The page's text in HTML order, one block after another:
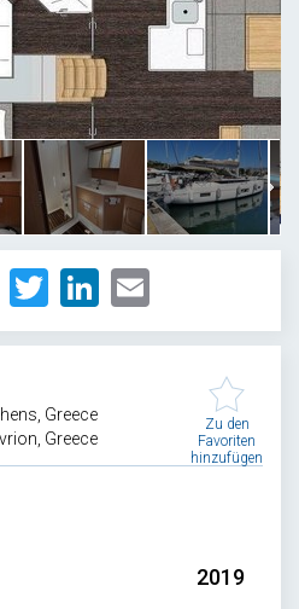
FacebookTwitter LinkedIn
Greece
Greece
Zu den
Favoriten
hinzufügen
2019